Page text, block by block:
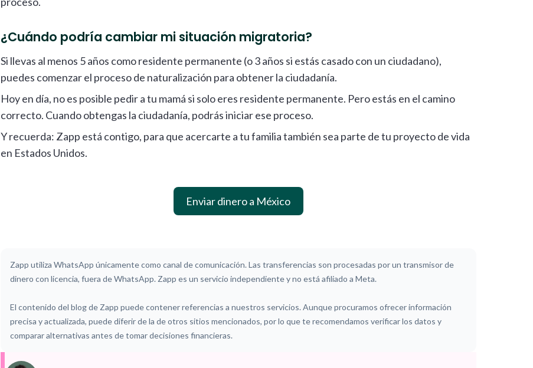
¿Cuándo podría cambiar mi situación migratoria?
Si llevas al menos 5 años como residente permanente (o 3 años si estás casado con un ciudadano),
puedes comenzar el proceso de naturalización para obtener la ciudadanía.
Hoy en día, no es posible pedir a tu mamá si solo eres residente permanente. Pero estás en el camino
correcto. Cuando obtengas la ciudadanía, podrás iniciar ese proceso.
Y recuerda: Zapp está contigo, para que acercarte a tu familia también sea parte de tu proyecto de vida
en Estados Unidos.
Enviar dinero a México
Zapp utiliza WhatsApp únicamente como canal de comunicación. Las transferencias son procesadas por un transmisor de
dinero con licencia, fuera de WhatsApp. Zapp es un servicio independiente y no está afiliado a Meta.
El contenido del blog de Zapp puede contener referencias a nuestros servicios. Aunque procuramos ofrecer información
precisa y actualizada, puede diferir de la de otros sitios mencionados, por lo que te recomendamos verificar los datos y
comparar alternativas antes de tomar decisiones financieras.